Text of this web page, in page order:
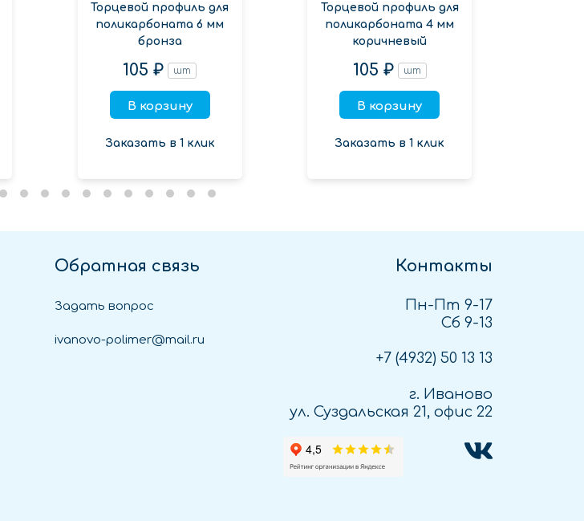
Торцевой профиль для
поликарбоната 6 мм
бронза
105 ₽ шт
В корзину
Заказать в 1 клик
Торцевой профиль для
поликарбоната 4 мм
коричневый
105 ₽ шт
В корзину
Заказать в 1 клик
Обратная связь
Задать вопрос
ivanovo-polimer@mail.ru
Контакты
Пн-Пт 9-17
Сб 9-13
+7 (4932) 50 13 13
г. Иваново
ул. Суздальская 21, офис 22